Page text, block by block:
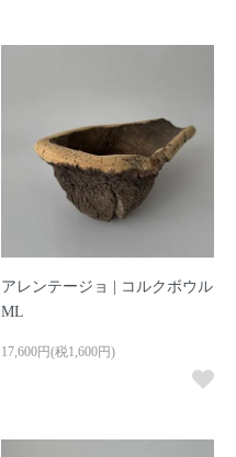
アレンテージョ | コルクボウル
ML
17,600円(税1,600円)